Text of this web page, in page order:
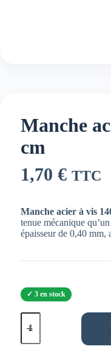
Manche
cm
1,70 € TTC
Manche acier à vis
tenue mécanique
épaisseur de 0,40 mm,
3 en stock
quantité
de